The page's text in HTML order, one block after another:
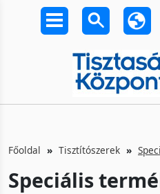
Főoldal Tisztítószerek
Speciális